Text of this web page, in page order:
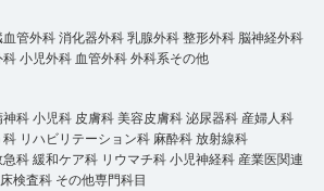
血管外科消化器外科乳腺外科整形外科 脳神経外科
科小児外科 血管外科外科系その他
神科小児科 皮膚科美容皮膚科泌尿器科 産婦人科
科 リハビリテーション科 麻酔科放射線科
急科緩和ケア科 リウマチ科小児神経科 産業医関連
検査科 その他専門科目